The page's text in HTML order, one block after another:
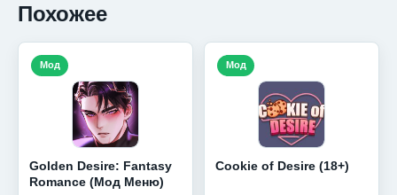
Похожее
Golden Desire: Fantasy
Romance (Мод Меню)
Мод
Cookie of Desire (18+)
Мод